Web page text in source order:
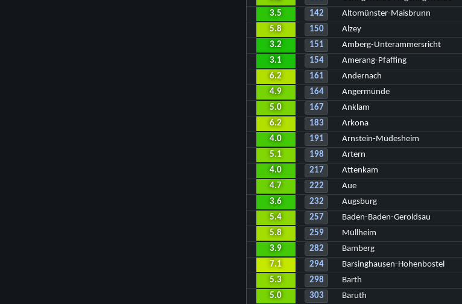
3.5
142 Altomünster-Maisbrunn
5.8
150 Alzey
3.2
151 Amberg-Unterammersricht
3.1
154 Amerang-Pfaffing
6.2
161 Andernach
4.9
164 Angermünde
5.0
167 Anklam
6.2
183 Arkona
4.0
191 Arnstein-Müdesheim
5.1
198 Artern
4.0
217 Attenkam
4.7
222 Aue
3.6
232 Augsburg
5.4
257 Baden-Baden-Geroldsau
5.8
259 Müllheim
3.9
282 Bamberg
7.1
294 Barsinghausen-Hohenbostel
5.3
298 Barth
5.0
303 Baruth